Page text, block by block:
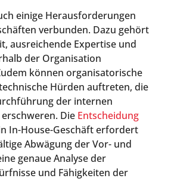
einige Herausforderungen
verbunden. Dazu gehört
ausreichende Expertise und
der Organisation
können organisatorische
Hürden auftreten, die
der internen
Die Entscheidung
In-House-Geschäft erfordert
Abwägung der Vor- und
genaue Analyse der
und Fähigkeiten der